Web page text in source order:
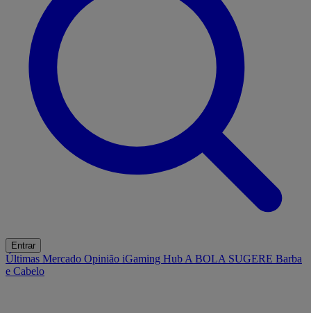
Entrar
Últimas Mercado Opinião iGaming Hub A BOLA SUGERE Barba
e Cabelo